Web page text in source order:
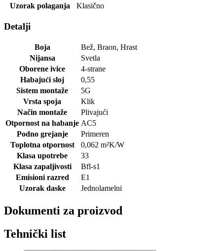
Uzorak polaganja
Klasično
Detalji
Boja Bež, Braon, Hrast
Nijansa
Svetla
Oborene ivice
4-strane
Habajući sloj
0,55
Sistem montaže
5G
Vrsta spoja
Klik
Način montaže
Plivajući
Otpornost na habanje AC5
Podno grejanje
Primeren
Toplotna otpornost
0,062 m²K/W
Klasa upotrebe
33
Klasa zapaljivosti
Bfl-s1
Emisioni razred
E1
Uzorak daske
Jednolamelni
Dokumenti za proizvod
Tehnički list